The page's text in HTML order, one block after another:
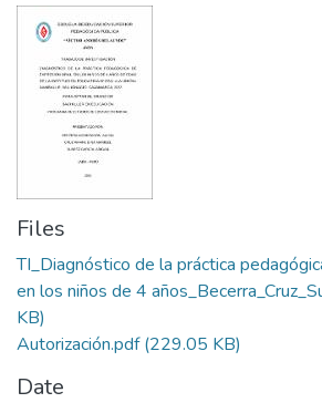
Files
TI_Diagnóstico de la práctica
en los niños de 4
KB)
Autorización.pdf(229.05 KB)
Date